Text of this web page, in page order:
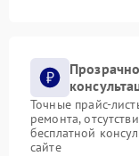
Точные прайс-
ремонта,
бесплатной
сайте